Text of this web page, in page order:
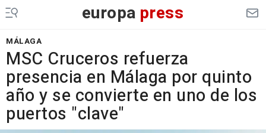
europa press
MÁLAGA
MSC Cruceros refuerza
presencia en Málaga por quinto
año y se convierte en uno de los
puertos "clave"